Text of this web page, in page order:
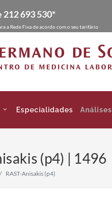
212 693 530*
a Rede Fixa de acordo com o seu tarifário
Especialidades Análises
(p4) | 1496
RAST-Anisakis (p4)